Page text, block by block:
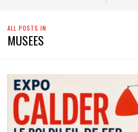
ALL POSTS IN
MUSEES